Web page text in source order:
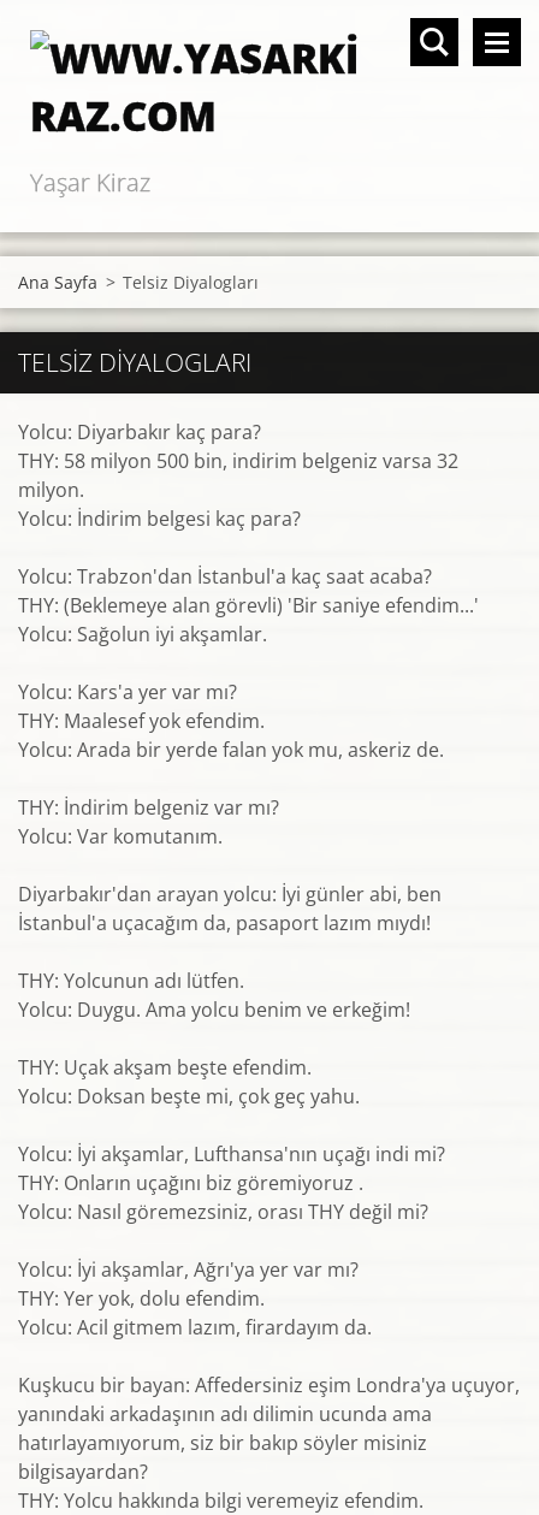
Yaşar Kiraz
Ana Sayfa > Telsiz Diyalogları
TELSIZ DIYALOGLARI
Yolcu: Diyarbakır kaç para?
THY: 58 milyon 500 bin, indirim belgeniz varsa 32
milyon.
Yolcu: İndirim belgesi kaç para?
Yolcu: Trabzon'dan İstanbul'a kaç saat acaba?
THY: (Beklemeye alan görevli) 'Bir saniye efendim...'
Yolcu: Sağolun iyi akşamlar.
Yolcu: Kars'a yer var mı?
THY: Maalesef yok efendim.
Yolcu: Arada bir yerde falan yok mu, askeriz de.
THY: İndirim belgeniz var mı?
Yolcu: Var komutanım.
Diyarbakır'dan arayan yolcu: İyi günler abi, ben
İstanbul'a uçacağım da, pasaport lazım mıydı!
THY: Yolcunun adı lütfen.
Yolcu: Duygu. Ama yolcu benim ve erkeğim!
THY: Uçak akşam beşte efendim.
Yolcu: Doksan beşte mi, çok geç yahu.
Yolcu: İyi akşamlar, Lufthansa'nın uçağı indi mi?
THY: Onların uçağını biz göremiyoruz .
Yolcu: Nasıl göremezsiniz, orası THY değil mi?
Yolcu: İyi akşamlar, Ağrı'ya yer var mı?
THY: Yer yok, dolu efendim.
Yolcu: Acil gitmem lazım, firardayım da.
Kuşkucu bir bayan: Affedersiniz eşim Londra'ya uçuyor,
yanındaki arkadaşının adı dilimin ucunda ama
hatırlayamıyorum, siz bir bakıp söyler misiniz
bilgisayardan?
THY: Yolcu hakkında bilgi veremeyiz efendim.